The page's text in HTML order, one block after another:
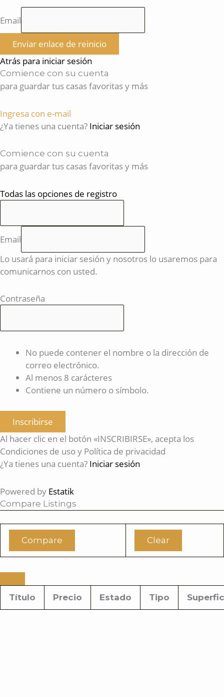
Email
Enviar enlace de reinicio
Atrás para iniciar sesión
Comience con su cuenta
para guardar tus casas favoritas y más
Ingresa con e-mail
¿Ya tienes una cuenta? Iniciar sesión
Comience con su cuenta
para guardar tus casas favoritas y más
Todas las opciones de registro
Email
Lo usará para iniciar sesión y nosotros lo usaremos para
comunicarnos con usted.
Contraseña
No puede contener el nombre o la dirección de
correo electrónico.
Al menos 8 carácteres
Contiene un número o símbolo.
Inscribirse
Al hacer clic en el botón «INSCRIBIRSE», acepta los
Condiciones de uso y Política de privacidad
¿Ya tienes una cuenta? Iniciar sesión
Powered by Estatik
Compare Listings
Compare Clear
Título Precio Estado Tipo